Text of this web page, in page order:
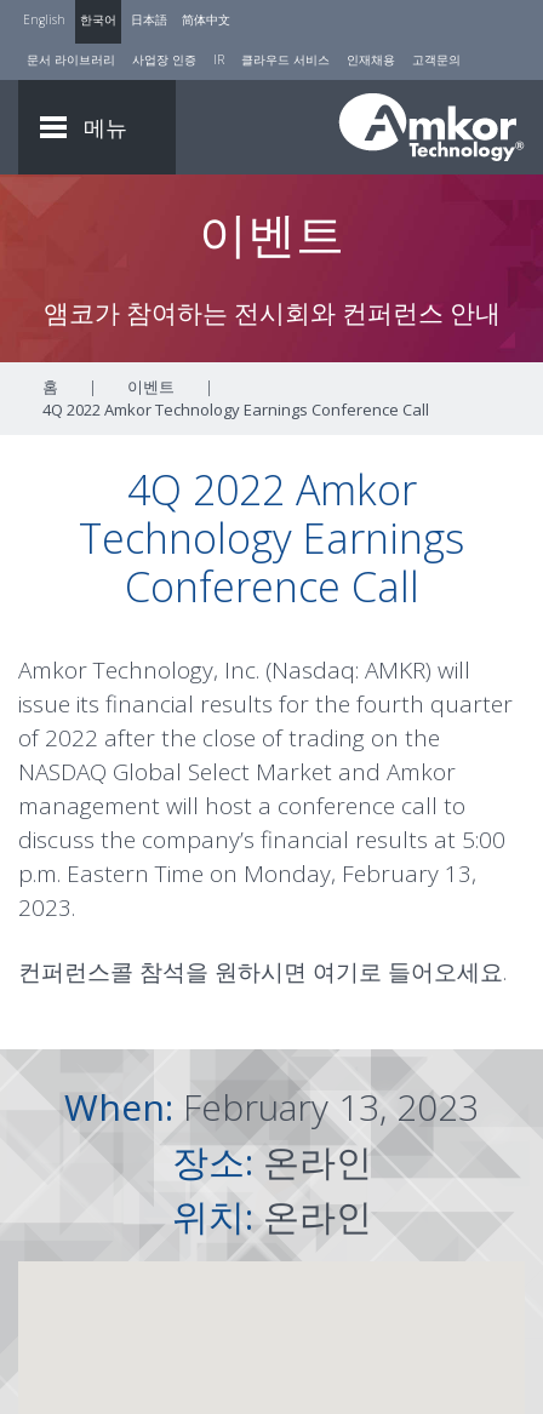
English 한국어 日本語 简体中文
문서 라이브러리 사업장 인증 IR 클라우드 서비스 인재채용 고객문의
메뉴
이벤트
앰코가 참여하는 전시회와 컨퍼런스 안내
홈 | 이벤트
|
4Q 2022 Amkor Technology Earnings Conference Call
4Q 2022 Amkor
Technology Earnings
Conference Call
Amkor Technology, Inc. (Nasdaq: AMKR) will
issue its financial results for the fourth quarter
of 2022 after the close of trading on the
NASDAQ Global Select Market and Amkor
management will host a conference call to
discuss the company’s financial results at 5:00
p.m. Eastern Time on Monday, February 13,
2023.
컨퍼런스콜 참석을 원하시면 여기로 들어오세요.
When: February 13, 2023
장소:온라인
위치:온라인